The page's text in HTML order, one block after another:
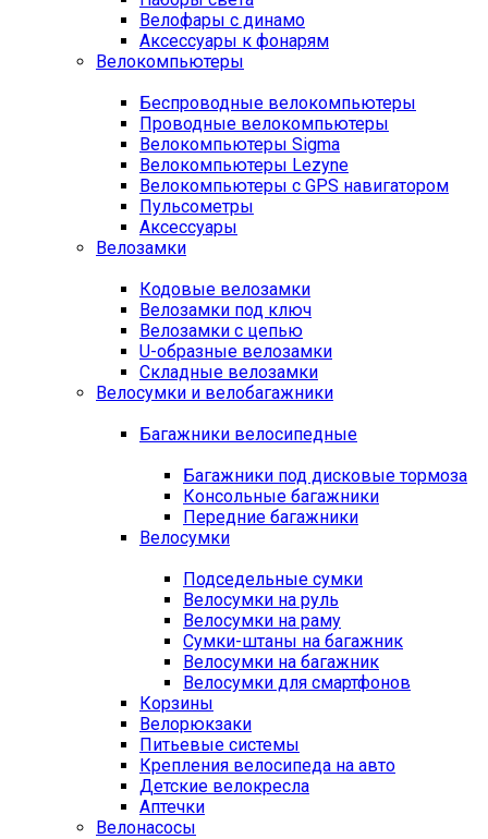
Велофары с динамо
Аксессуары к фонарям
Велокомпьютеры
Беспроводные велокомпьютеры
Проводные велокомпьютеры
Велокомпьютеры Sigma
Велокомпьютеры Lezyne
Велокомпьютеры с GPS навигатором
Пульсометры
Аксессуары
Велозамки
Кодовые велозамки
Велозамки под ключ
Велозамки с цепью
U-образные велозамки
Складные велозамки
Велосумки и велобагажники
Багажники велосипедные
Багажники под дисковые тормоза
Консольные багажники
Передние багажники
Велосумки
Подседельные сумки
Велосумки на руль
Велосумки на раму
Сумки-штаны на багажник
Велосумки на багажник
Велосумки для смартфонов
Корзины
Велорюкзаки
Питьевые системы
Крепления велосипеда на авто
Детские велокресла
Аптечки
Велонасосы